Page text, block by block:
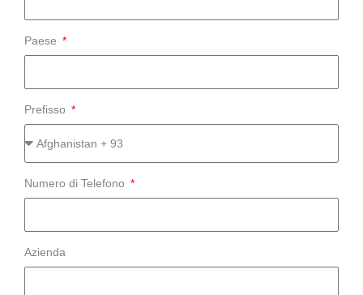
Paese
Prefisso
Numero di Telefono
Azienda